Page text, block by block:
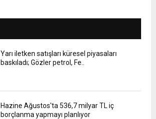
Yarı iletken satışları küresel piyasaları
baskıladı; Gözler petrol, Fe..
Hazine Ağustos'ta 536,7 milyar TL iç
borçlanma yapmayı planlıyor